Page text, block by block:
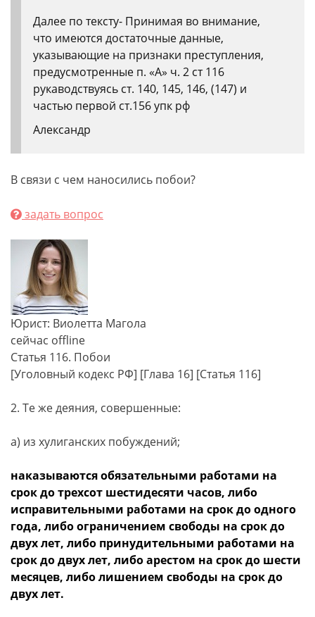
Далее по тексту- Принимая во внимание,
что имеются достаточные данные,
указывающие на признаки преступления,
предусмотренные п. «А» ч. 2 ст 116
рукаводствуясь ст. 140, 145, 146, (147) и
частью первой ст.156 упк рф
Александр
В связи с чем наносились побои?
задать вопрос
Юрист: Виолетта Магола
сейчас offline
Статья 116. Побои
[Уголовный кодекс РФ] [Глава 16] [Статья 116]
2. Те же деяния, совершенные:
а) из хулиганских побуждений;
наказываются обязательными работами на
срок до трехсот шестидесяти часов, либо
исправительными работами на срок до одного
года, либо ограничением свободы на срок до
двух лет, либо принудительными работами на
срок до двух лет, либо арестом на срок до шести
месяцев, либо лишением свободы на срок до
двух лет.